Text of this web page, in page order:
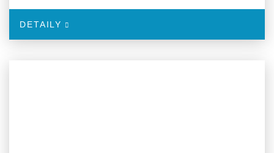
DETAILY